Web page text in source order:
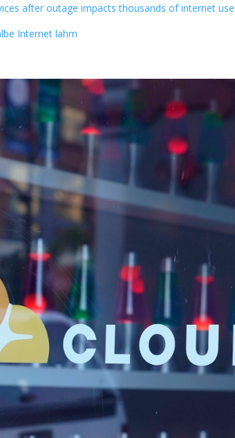
after outage impacts thousands of internet
Internet lahm